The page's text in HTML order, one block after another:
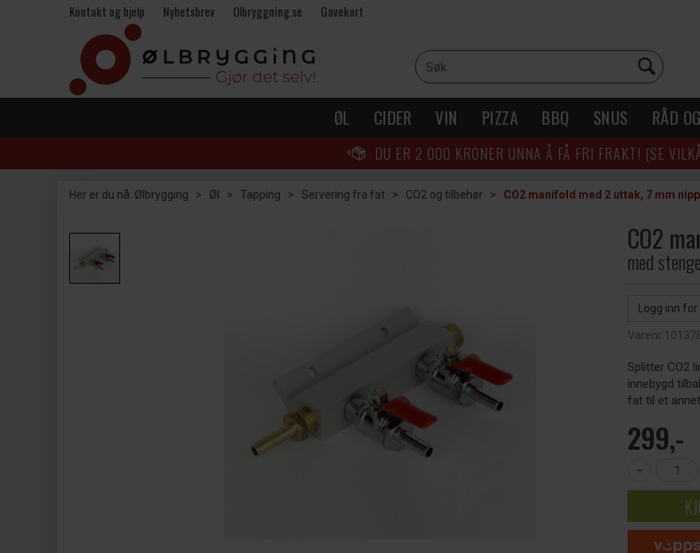
Kontakt og hjelp Nyhetsbrev Olbryggning.se Gavekort
ØL CIDER VIN PIZZA BBQ SNUS RÅD
DU ER 2 000 KRONER UNNA Å FÅ FRI FRAKT! (SE
Her er du nå: Ølbrygging > Øl > Tapping > Servering fra fat > CO2 og tilbehør > CO2 manifold med 2 uttak, 7 mm
CO2
med
Logg inn
Varenr:
Splitter CO2
innebygd
fat til et
299,-
-